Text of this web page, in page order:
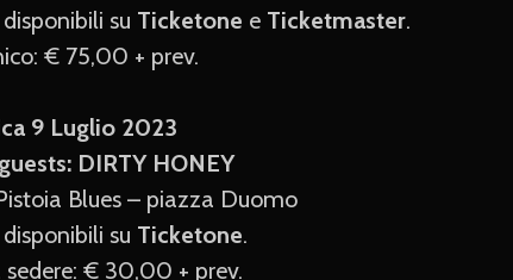
disponibili su Ticketone e Ticketmaster.
€ 75,00 + prev.
9 Luglio 2023
DIRTY HONEY
Blues – piazza Duomo
disponibili su Ticketone.
sedere: € 30,00 + prev.